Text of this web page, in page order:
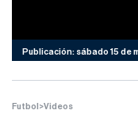
Publicación: sábado 15 de
Futbol >Videos